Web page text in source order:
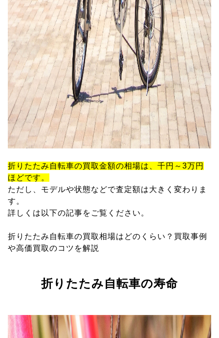
折りたたみ自転車の買取金額の相場は、千円～3万円
ほどです。
ただし、モデルや状態などで査定額は大きく変わりま
す。
詳しくは以下の記事をご覧ください。
折りたたみ自転車の買取相場はどのくらい？買取事例
や高価買取のコツを解説
折りたたみ自転車の寿命